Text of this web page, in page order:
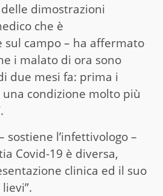
dimostrazioni
che è
campo – ha affermato
i malato di ora sono
due mesi fa: prima i
condizione molto più
sostiene l’infettivologo –
Covid-19 è diversa,
clinica ed il suo